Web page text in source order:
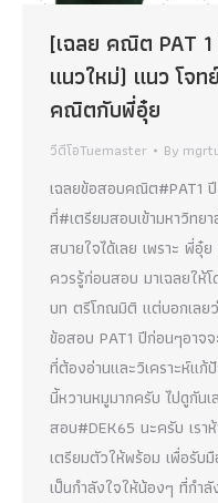
[เฉลย คณิต PAT
แนวใหม่) แนว โจ
คณิตกับพี่อุ๋ย
วีดีโอTuemaster By
เฉลยข้อสอบคณิต#PAT1
ที่#เตรียมสอบเข้ามหาวิท
สบายใจได้เลย เพราะ พี่อุ๋
ควรรู้ก่อนสอบ มาเฉลยให้
บท ตรีโกณมิติ แต่บอกเลย
ข้อสอบ PAT1 ปีก่อนๆอาจ
ที่ต้องอ่านและวิเคราะห์แ
นี้หวานหมูมากครับ ไปดูกัน
สอบ#DEK65 นะครับ เรา
เตรียมตัวให้พร้อม เพื่อรับ
เป็นกำลังใจให้น้องๆ ที่กำ